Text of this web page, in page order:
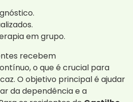
em grupo.
recebem
o que é crucial para
O objetivo principal é ajudar
da dependência e a